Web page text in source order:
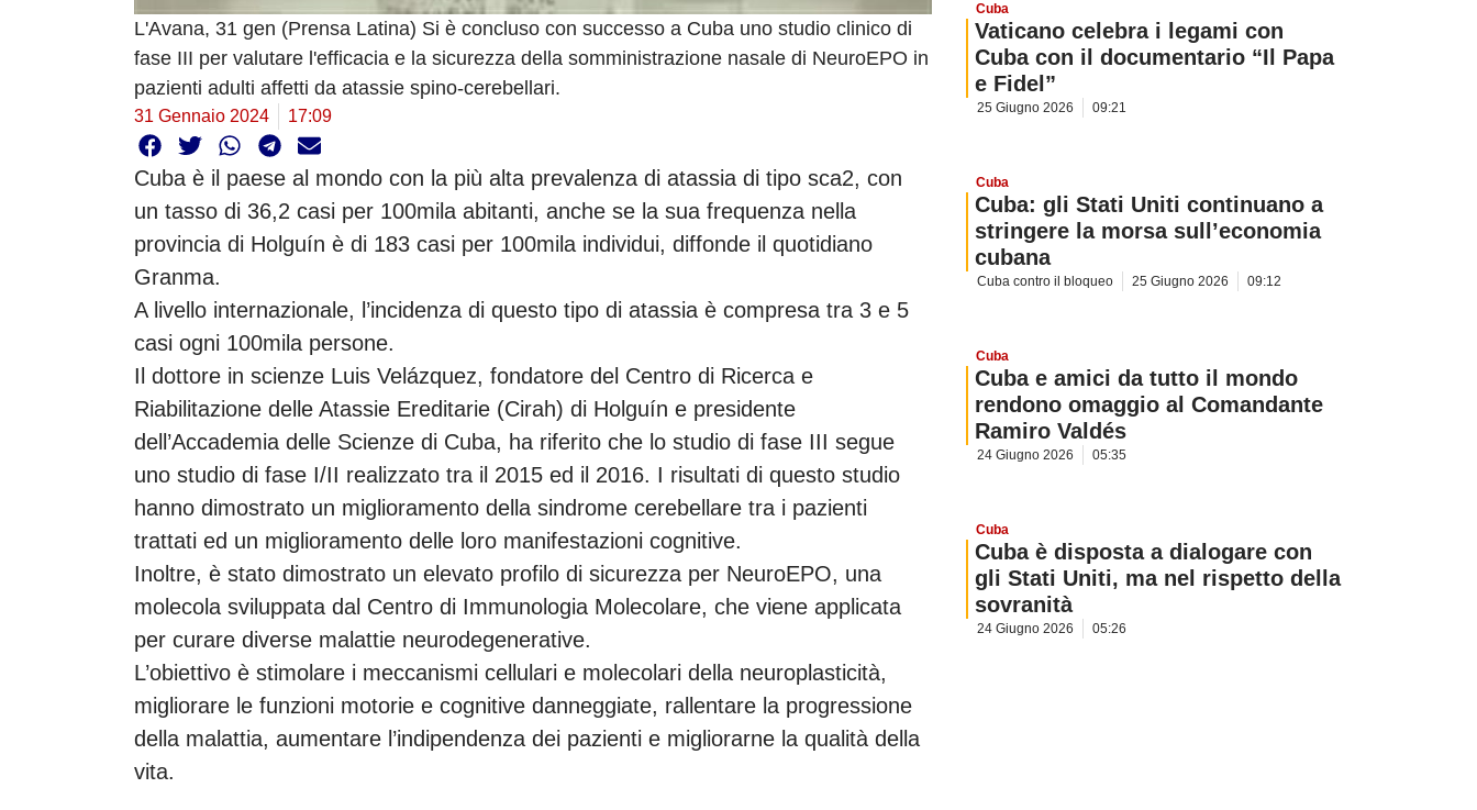
L'Avana, 31 gen (Prensa Latina) Si è concluso con successo a Cuba uno studio clinico di
fase III per valutare l'efficacia e la sicurezza della somministrazione nasale di NeuroEPO in
pazienti adulti affetti da atassie spino-cerebellari.
31 Gennaio 2024 17:09
Cuba è il paese al mondo con la più alta prevalenza di atassia di tipo sca2, con
un tasso di 36,2 casi per 100mila abitanti, anche se la sua frequenza nella
provincia di Holguín è di 183 casi per 100mila individui, diffonde il quotidiano
Granma.
A livello internazionale, l’incidenza di questo tipo di atassia è compresa tra 3 e 5
casi ogni 100mila persone.
Il dottore in scienze Luis Velázquez, fondatore del Centro di Ricerca e
Riabilitazione delle Atassie Ereditarie (Cirah) di Holguín e presidente
dell’Accademia delle Scienze di Cuba, ha riferito che lo studio di fase III segue
uno studio di fase I/II realizzato tra il 2015 ed il 2016. I risultati di questo studio
hanno dimostrato un miglioramento della sindrome cerebellare tra i pazienti
trattati ed un miglioramento delle loro manifestazioni cognitive.
Inoltre, è stato dimostrato un elevato profilo di sicurezza per NeuroEPO, una
molecola sviluppata dal Centro di Immunologia Molecolare, che viene applicata
per curare diverse malattie neurodegenerative.
L’obiettivo è stimolare i meccanismi cellulari e molecolari della neuroplasticità,
migliorare le funzioni motorie e cognitive danneggiate, rallentare la progressione
della malattia, aumentare l’indipendenza dei pazienti e migliorarne la qualità della
vita.
Cuba
Vaticano celebra i legami con
Cuba con il documentario “Il Papa
e Fidel”
25 Giugno 2026 09:21
Cuba
Cuba: gli Stati Uniti continuano a
stringere la morsa sull’economia
cubana
Cuba contro il bloqueo 25 Giugno 2026 09:12
Cuba
Cuba e amici da tutto il mondo
rendono omaggio al Comandante
Ramiro Valdés
24 Giugno 2026 05:35
Cuba
Cuba è disposta a dialogare con
gli Stati Uniti, ma nel rispetto della
sovranità
24 Giugno 2026 05:26